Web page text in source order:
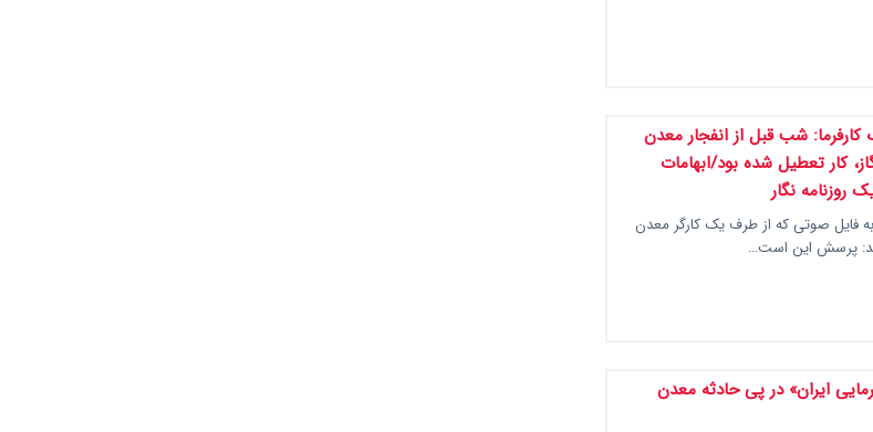
شب قبل از انفجار معدن
کار تعطیل شده بود/ابهامات
روزنامه نگار
امید فراغت، روزنامه نگار با استناد به فایل صوتی که از طرف یک کارگر معدن
پرسش این‌ است…
ایران» در پی حادثه معدن